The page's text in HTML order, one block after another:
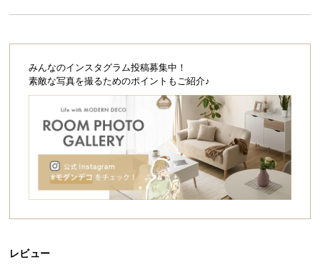
ョ
払
つ
みんなのインスタグラム投稿募集中！
素敵な写真を撮るためのポイントもご紹介♪
レビュー